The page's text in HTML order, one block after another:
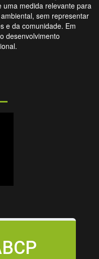
uma medida relevante para
sem representar
e da comunidade. Em
desenvolvimento